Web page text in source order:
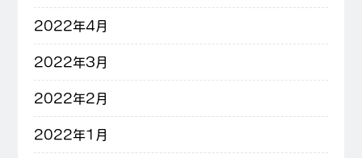
2022年4月
2022年3月
2022年2月
2022年1月